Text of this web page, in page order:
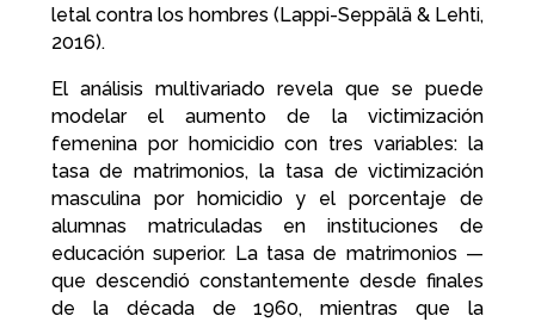
letal contra los hombres (Lappi-Seppälä & Lehti,
2016).
El análisis multivariado revela que se puede
modelar el aumento de la victimización
femenina por homicidio con tres variables: la
tasa de matrimonios, la tasa de victimización
masculina por homicidio y el porcentaje de
alumnas matriculadas en instituciones de
educación superior. La tasa de matrimonios —
que descendió constantemente desde finales
de la década de 1960, mientras que la